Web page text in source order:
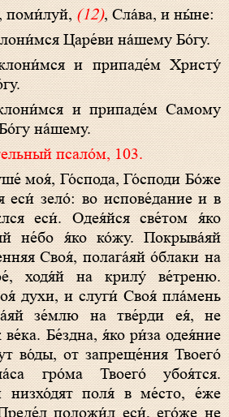
поми́луй,(12), Сла́ва, и ны́не:
Царе́ви на́шему Бо́гу.
и припаде́м Христу́
и припаде́м Самому
на́шему.
псало́м, 103.
еси́ зело́: во испове́дание и в
еси́. Одея́йся све́том я́ко
не́бо я́ко ко́жу. Покрыва́яй
Своя́, полага́яй о́блаки на
ходя́й на крилу́ ве́треню.
духи, и слуги́ Своя́ пла́мень
зе́млю на тве́рди ея́, не
Бе́здна, я́ко ри́за одея́ние
во́ды, от запреще́ния Твоего́
гро́ма Твоего́ убоя́тся.
низхо́дят поля́ в ме́сто, е́же
положи́л еси́, его́же не